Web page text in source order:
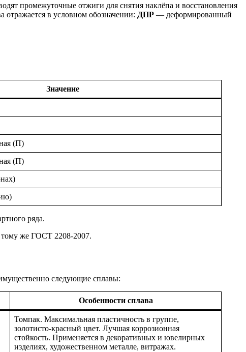
промежуточные отжиги для снятия наклёпа и восстановления
отражается в условном обозначении: ДПР — деформированный
Значение
(П)
(П)
ряда.
тому же ГОСТ 2208-2007.
следующие сплавы:
Особенности сплава
Томпак. Максимальная пластичность в группе,
золотисто-красный цвет. Лучшая коррозионная
стойкость. Применяется в декоративных и ювелирных
изделиях, художественном металле, витражах.